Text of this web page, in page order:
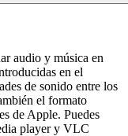
audio y música en
en el
de sonido entre los
el formato
de Apple. Puedes
player y VLC